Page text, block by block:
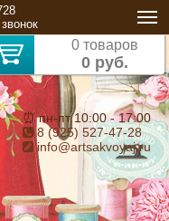
0 товаров
0 руб.
⏰ пн-пт 10:00 - 17:00
8 (925) 527-47-28
info@artsakvoyaj.ru